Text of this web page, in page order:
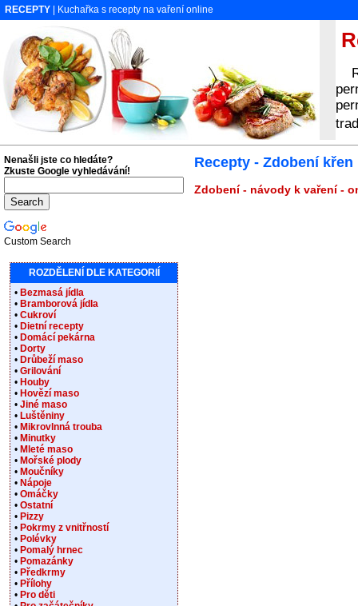
RECEPTY | Kuchařka s recepty na vaření online
Recepty - Zdobení křen
Zdobení - návody k vaření -
Nenašli jste co hledáte?
Zkuste Google vyhledávání!
Custom Search
ROZDĚLENÍ DLE KATEGORIÍ
• Bezmasá jídla
• Bramborová jídla
• Cukroví
• Dietní recepty
• Domácí pekárna
• Dorty
• Drůbeží maso
• Grilování
• Houby
• Hovězí maso
• Jiné maso
• Luštěniny
• Mikrovlnná trouba
• Minutky
• Mleté maso
• Mořské plody
• Moučníky
• Nápoje
• Omáčky
• Ostatní
• Pizzy
• Pokrmy z vnitřností
• Polévky
• Pomalý hrnec
• Pomazánky
• Předkrmy
• Přílohy
• Pro děti